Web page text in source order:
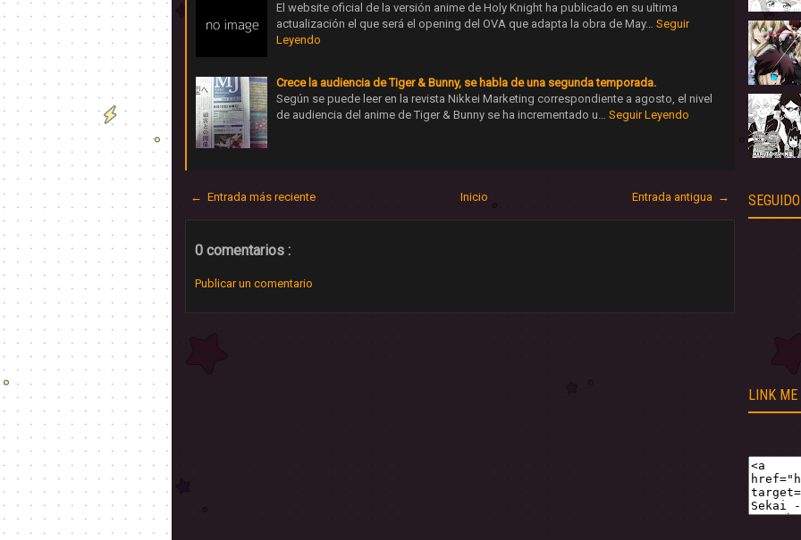
El website oficial de la versión anime de Holy Knight ha publicado en su ultima
actualización el que será el opening del OVA que adapta la obra de May… Seguir
Leyendo
Crece la audiencia de Tiger & Bunny, se habla de una segunda temporada.
Según se puede leer en la revista Nikkei Marketing correspondiente a agosto, el nivel
de audiencia del anime de Tiger & Bunny se ha incrementado u… Seguir Leyendo
← Entrada más reciente Entrada antigua →
Inicio
0 comentarios :
Publicar un comentario
LINK ME